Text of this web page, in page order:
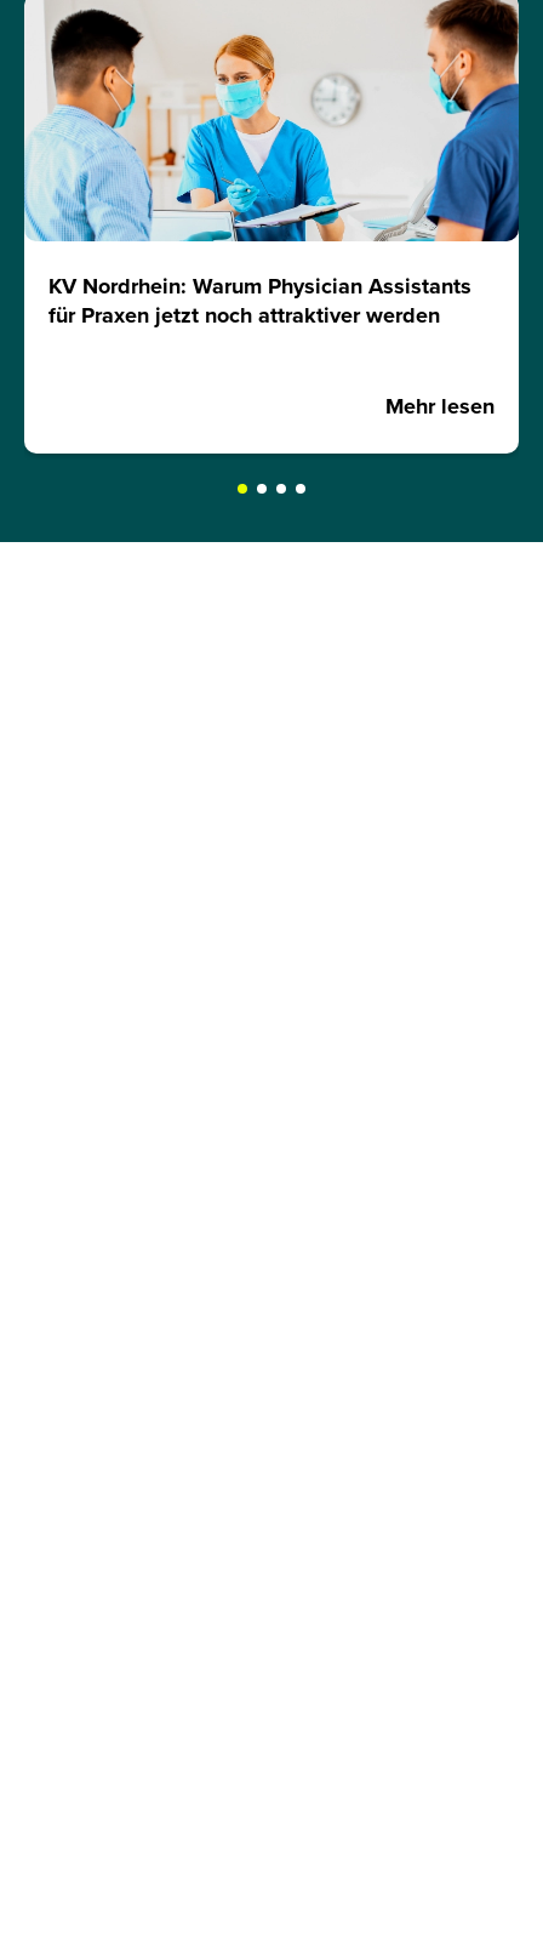
KV Nordrhein: Warum Physician Assistants
für Praxen jetzt noch attraktiver werden
Mehr lesen